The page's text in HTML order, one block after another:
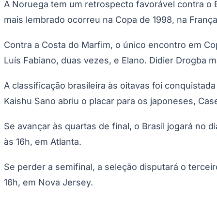
Sul-Americana
Copa América
La Liga
Mundial 2026
A Noruega tem um retrospecto favorável contra o
mais lembrado ocorreu na Copa de 1998, na
Contra a Costa do Marfim, o único encontro em
Luís Fabiano, duas vezes, e Elano. Didier Drogba
A classificação brasileira às oitavas foi
Kaishu Sano abriu o placar para os japoneses,
Se avançar às quartas de final, o Brasil jogará no
às 16h, em Atlanta.
Se perder a semifinal, a seleção disputará o
16h, em Nova Jersey.